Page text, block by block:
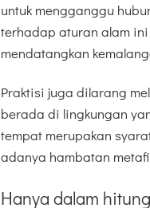
untuk mengganggu
terhadap aturan alam
mendatangkan
Praktisi juga dilarang
berada di lingkungan
tempat merupakan
adanya hambatan
Hanya dalam